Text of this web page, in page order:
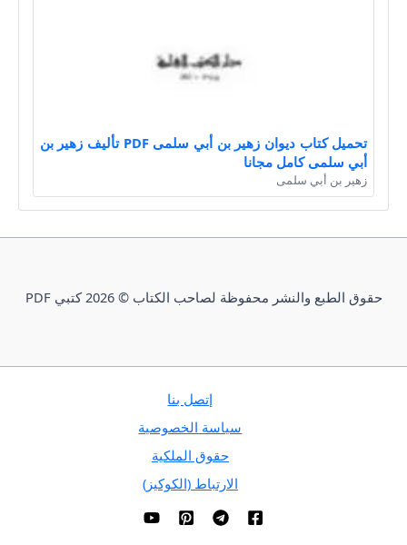
تحميل كتاب ديوان زهير بن أبي سلمى PDF تأليف زهير بن
أبي سلمى كامل مجانا
زهير بن أبي سلمى
حقوق الطبع والنشر محفوظة لصاحب الكتاب © 2026 كتبي PDF
إتصل بنا
سياسة الخصوصية
حقوق الملكية
الارتباط (الكوكيز)